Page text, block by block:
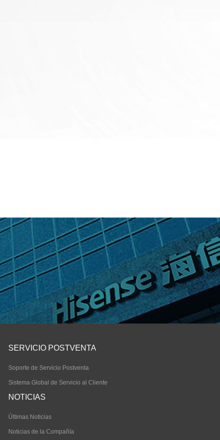
SERVICIO POSTVENTA
Soporte de Servicio Postventa
Sistema Global de Servicio al Cliente
NOTICIAS
Últimas Noticias
Noticias de la Compañía